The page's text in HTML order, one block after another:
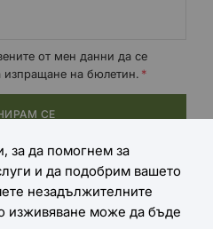
от мен данни да се
изпращане на бюлетин.
СЕ
НА ПЛАЩАНЕ
за да помогнем за
и да подобрим вашето
незадължителните
изживяване може да бъде